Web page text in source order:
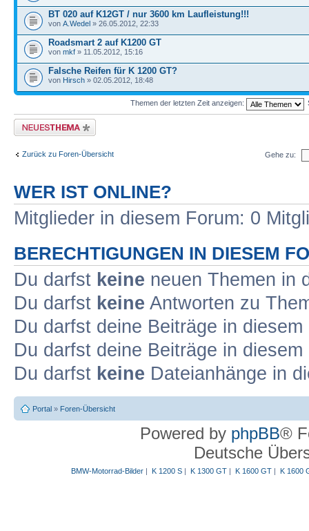
BT 020 auf K12GT / nur 3600 km Laufleistung!!!
von A.Wedel » 26.05.2012, 22:33
Roadsmart 2 auf K1200 GT
von mkf » 11.05.2012, 15:16
Falsche Reifen für K 1200 GT?
von Hirsch » 02.05.2012, 18:48
Themen der letzten Zeit anzeigen:
Neues Thema erstellen
Zurück zu Foren-Übersicht Gehe zu:
WER IST ONLINE?
Mitglieder in diesem Forum: 0
BERECHTIGUNGEN IN DIESEM
Du darfst keine neuen Themen in
Du darfst keine Antworten zu
Du darfst deine Beiträge in
Du darfst deine Beiträge in
Du darfst keine Dateianhänge in
Portal » Foren-Übersicht
Powered by phpBB®
Deutsche
BMW-Motorrad-Bilder| K 1200 S| K 1300 GT| K 1600 GT| K 1600